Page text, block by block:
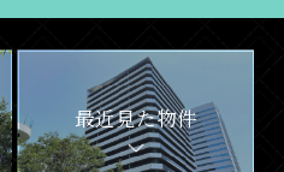
最近見た物件